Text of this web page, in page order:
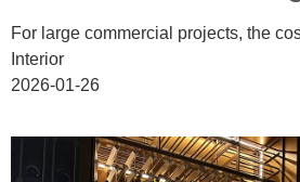
For large commercial projects, the
Interior
2026-01-26